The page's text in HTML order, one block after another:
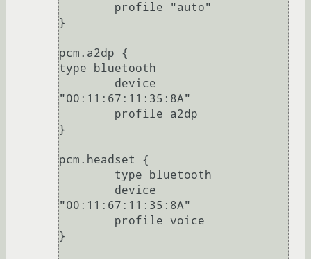
}
pcm.a2dp {
type bluetooth
"00:11:67:11:35:8A"
}
pcm.headset {
"00:11:67:11:35:8A"
}